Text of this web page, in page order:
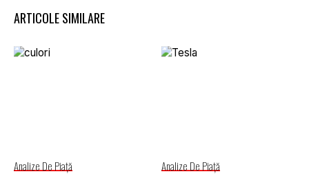
ARTICOLE SIMILARE
Analize De Piață Analize De Piață